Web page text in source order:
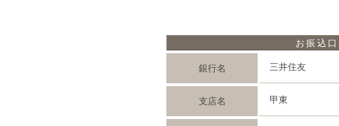
お振込口
銀行名 三井住友
支店名 甲東